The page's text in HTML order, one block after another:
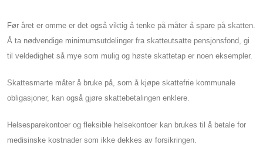
Før året er omme er det også viktig å tenke på måter å spare på skatten.
Å ta nødvendige minimumsutdelinger fra skatteutsatte pensjonsfond, gi
til veldedighet så mye som mulig og høste skattetap er noen eksempler.
Skattesmarte måter å bruke på, som å kjøpe skattefrie kommunale
obligasjoner, kan også gjøre skattebetalingen enklere.
Helsesparekontoer og fleksible helsekontoer kan brukes til å betale for
medisinske kostnader som ikke dekkes av forsikringen.